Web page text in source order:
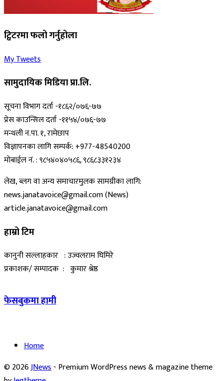
ट्विटरमा फलो गर्नुहोला
My Tweets
सामुदायिक मिडिया प्रा.लि.
सूचना विभाग दर्ता -१८६२/०७६-७७
प्रेस काउन्सिल दर्ता -११५४/०७६-७७
मन्थली न.पा. १, रामेछाप
विज्ञापनका लागि सम्पर्क: +977-48540200
मोबाईल नं. : ९८५४०४०५८६, ९८६८३३१२३४
लेख, ब्लग वा अन्य समाचारमुलक सामग्रीका लागि:
news.janatavoice@gmail.com (News)
article.janatavoice@gmail.com
हाम्रो टिम
कानुनी सल्लाहकार : उज्वलराम घिमिरे
प्रकाशक/ सम्पादक : कुमार श्रेष्ठ
फेसबुकमा हामी
Home
© 2026JNews- Premium WordPress news & magazine theme